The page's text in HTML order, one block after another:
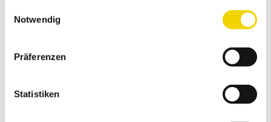
Notwendig
Präferenzen
Statistiken
Zusatzoptionen